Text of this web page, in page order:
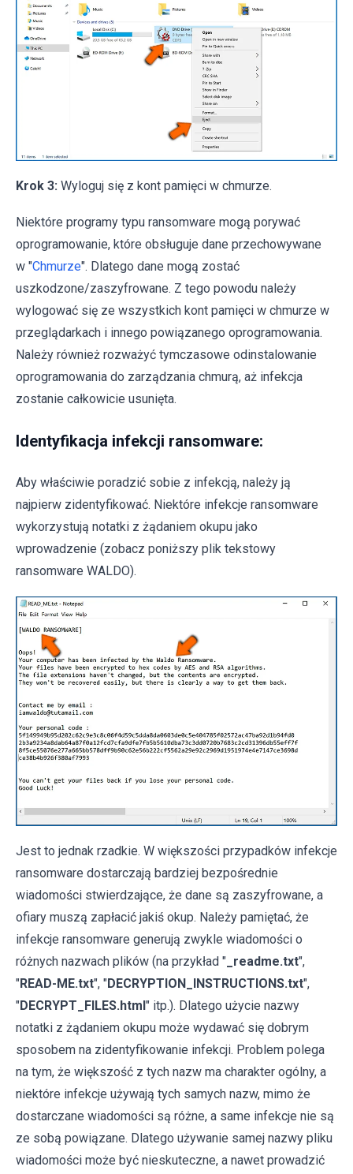
Krok 3: Wyloguj się z kont pamięci w chmurze.
Niektóre programy typu ransomware mogą porywać
oprogramowanie, które obsługuje dane przechowywane
w "Chmurze". Dlatego dane mogą zostać
uszkodzone/zaszyfrowane. Z tego powodu należy
wylogować się ze wszystkich kont pamięci w chmurze w
przeglądarkach i innego powiązanego oprogramowania.
Należy również rozważyć tymczasowe odinstalowanie
oprogramowania do zarządzania chmurą, aż infekcja
zostanie całkowicie usunięta.
Identyfikacja infekcji ransomware:
Aby właściwie poradzić sobie z infekcją, należy ją
najpierw zidentyfikować. Niektóre infekcje ransomware
wykorzystują notatki z żądaniem okupu jako
wprowadzenie (zobacz poniższy plik tekstowy
ransomware WALDO).
Jest to jednak rzadkie. W większości przypadków infekcje
ransomware dostarczają bardziej bezpośrednie
wiadomości stwierdzające, że dane są zaszyfrowane, a
ofiary muszą zapłacić jakiś okup. Należy pamiętać, że
infekcje ransomware generują zwykle wiadomości o
różnych nazwach plików (na przykład " _readme.txt",
"READ-ME.txt", "DECRYPTION_INSTRUCTIONS.txt",
"DECRYPT_FILES.html " itp.). Dlatego użycie nazwy
notatki z żądaniem okupu może wydawać się dobrym
sposobem na zidentyfikowanie infekcji. Problem polega
na tym, że większość z tych nazw ma charakter ogólny, a
niektóre infekcje używają tych samych nazw, mimo że
dostarczane wiadomości są różne, a same infekcje nie są
ze sobą powiązane. Dlatego używanie samej nazwy pliku
wiadomości może być nieskuteczne, a nawet prowadzić